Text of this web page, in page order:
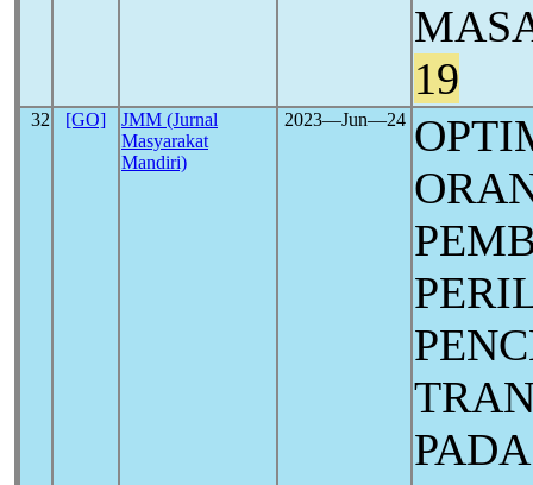
19
32 [GO]
JMM (Jurnal
Masyarakat
Mandiri)
2023―Jun―24